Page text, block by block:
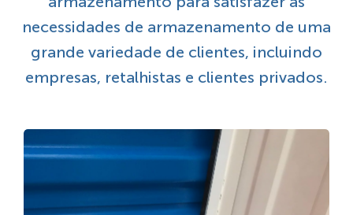
necessidades de armazenamento de uma
grande variedade de clientes, incluindo
empresas, retalhistas e clientes privados.